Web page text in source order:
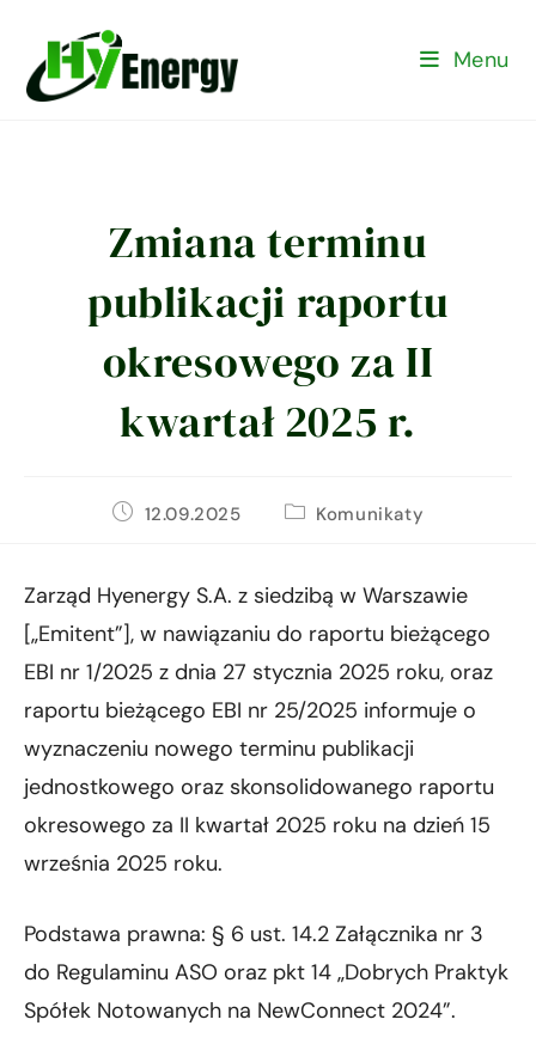
Menu
Zmiana terminu
publikacji raportu
okresowego za II
kwartał 2025 r.
12.09.2025 Komunikaty
Zarząd Hyenergy S.A. z siedzibą w Warszawie
[„Emitent”], w nawiązaniu do raportu bieżącego
EBI nr 1/2025 z dnia 27 stycznia 2025 roku, oraz
raportu bieżącego EBI nr 25/2025 informuje o
wyznaczeniu nowego terminu publikacji
jednostkowego oraz skonsolidowanego raportu
okresowego za II kwartał 2025 roku na dzień 15
września 2025 roku.
Podstawa prawna: § 6 ust. 14.2 Załącznika nr 3
do Regulaminu ASO oraz pkt 14 „Dobrych Praktyk
Spółek Notowanych na NewConnect 2024”.